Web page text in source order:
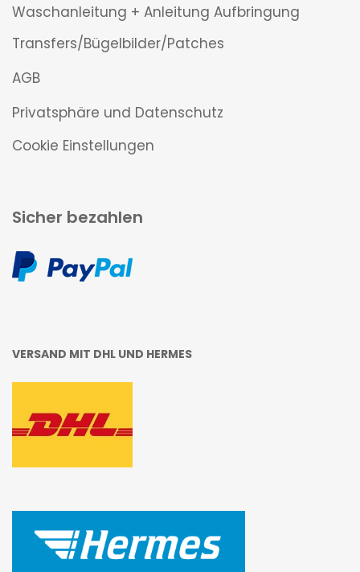
Waschanleitung + Anleitung Aufbringung
Transfers/Bügelbilder/Patches
AGB
Privatsphäre und Datenschutz
Cookie Einstellungen
Sicher bezahlen
VERSAND MIT DHL UND HERMES